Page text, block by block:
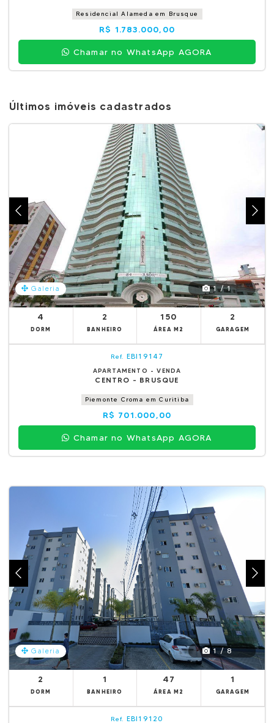
Residencial Alameda em Brusque
R$ 1.783.000,00
Chamar no WhatsApp AGORA
Últimos imóveis cadastrados
Galeria 1 / 1
4
DORM
2
BANHEIRO
150
ÁREA M2
2
GARAGEM
Ref. EBI19147
APARTAMENTO - VENDA
CENTRO - BRUSQUE
Piemonte Croma em Curitiba
R$ 701.000,00
Chamar no WhatsApp AGORA
Galeria 1 / 8
2
DORM
1
BANHEIRO
47
ÁREA M2
1
GARAGEM
Ref. EBI19120